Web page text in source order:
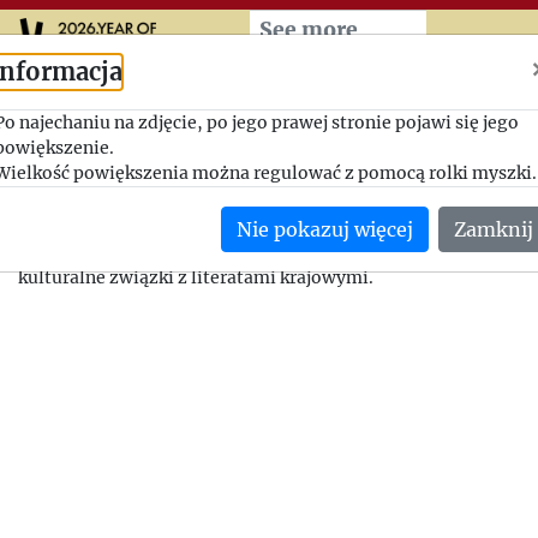
Przeskocz do treści
See more
Nawiązywanie kontaktów z
literatami
1947-03-12, Jerzy Giedroyc - Herminia Naglerowa
Jerzy Giedroyc poleca Herminii Naglerowej, by starała się
kulturalne związki z literatami krajowymi.
najechaniu na zdjęcie, po jego prawej stronie pojawi się jego
powiększenia można regulować z pomocą rolki myszki.
Nie pokazuj więcej Zamknij